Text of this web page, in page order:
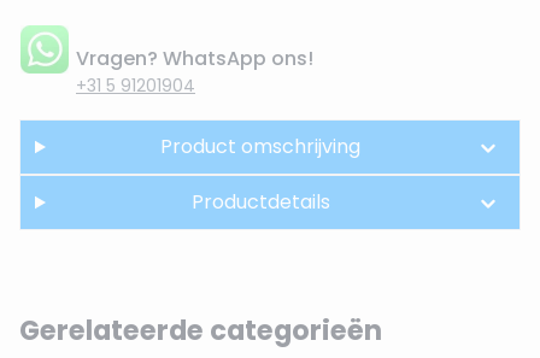
Vragen? WhatsApp ons!
+31 5 91201904
Product omschrijving
Productdetails
Gerelateerde categorieën